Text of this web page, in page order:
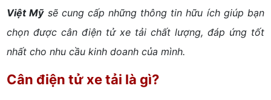
Việt Mỹsẽ cung cấp những thông tin hữu ích giúp bạn
chọn được cân điện tử xe tải chất lượng, đáp ứng tốt
nhất cho nhu cầu kinh doanh của mình.
Cân điện tử xe tải là gì?